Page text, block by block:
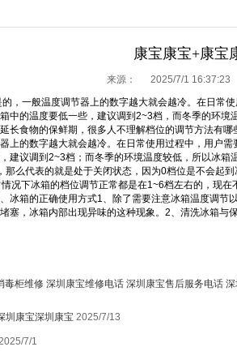
康宝康宝+康宝
来源： 2025/7/1 16:37:23
，一般温度调节器上的数字越大就会越冷。在日常
中的温度要低一些，建议调到2~3档，而冬季的环
长食物的保鲜期，很多人不理解档位的调节方法有
上的数字越大就会越冷。在日常使用过程中，用户
建议调到2~3档；而冬季的环境温度较低，所以冰
那么代表的就是处于关闭状态，因为0档位是不会起
况下冰箱的档位调节正常都是在1~6档左右的，现
冰箱的正确使用方式1、除了需要注意冰箱温度调
塞，冰箱内部出现异味的这种现象。2、清洗冰箱与
毒柜维修 深圳康宝维修电话 深圳康宝售后服务电话 深
圳康宝深圳康宝 2025/7/13
7/1